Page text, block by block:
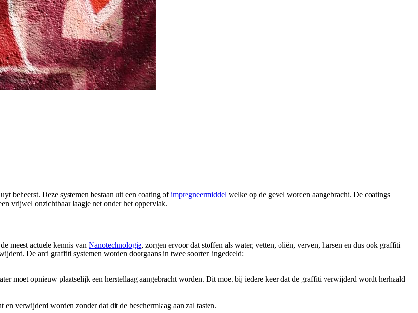
beheerst. Deze systemen bestaan uit een coating ofimpregneermiddel welke op de gevel worden aangebracht. De coatings
vrijwel onzichtbaar laagje net onder het oppervlak.
meest actuele kennis van Nanotechnologie, zorgen ervoor dat stoffen als water, vetten, oliën, verven, harsen en dus ook graffiti
De anti graffiti systemen worden doorgaans in twee soorten ingedeeld:
moet opnieuw plaatselijk een herstellaag aangebracht worden. Dit moet bij iedere keer dat de graffiti verwijderd wordt herhaald
en verwijderd worden zonder dat dit de beschermlaag aan zal tasten.